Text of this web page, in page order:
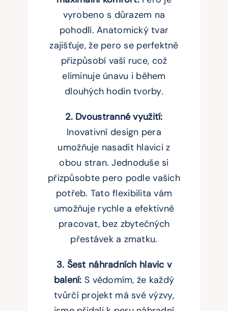
vyrobeno s důrazem na
pohodlí. Anatomický tvar
zajišťuje, že pero se perfektně
přizpůsobí vaší ruce, což
eliminuje únavu i během
dlouhých hodin tvorby.
2. Dvoustranné využití:
Inovativní design pera
umožňuje nasadit hlavici z
obou stran. Jednoduše si
přizpůsobte pero podle vašich
potřeb. Tato flexibilita vám
umožňuje rychle a efektivně
pracovat, bez zbytečných
přestávek a zmatku.
3. Šest náhradních hlavic v
balení: S vědomím, že každý
tvůrčí projekt má své výzvy,